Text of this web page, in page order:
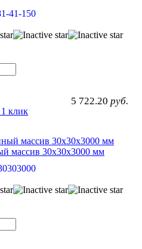
41-150
5 722.20 руб.
клик
массив 30х30х3000 мм